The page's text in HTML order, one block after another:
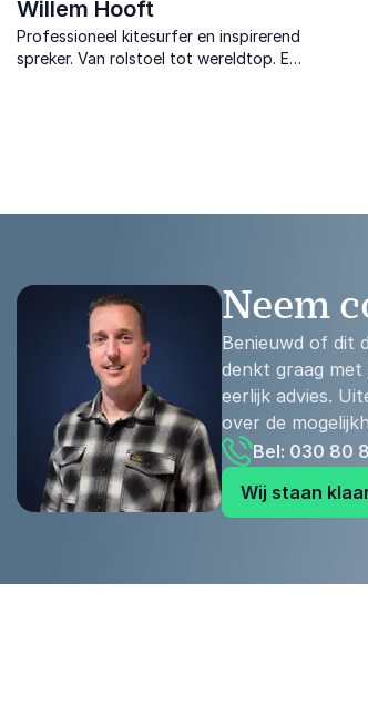
Willem Hooft
Professioneel kitesurfer en inspirerend
spreker. Van rolstoel tot wereldtop. Een
Neem
Benieuwd of dit
denkt graag
eerlijk advies.
over de
Bel: 030 80
Wij staan